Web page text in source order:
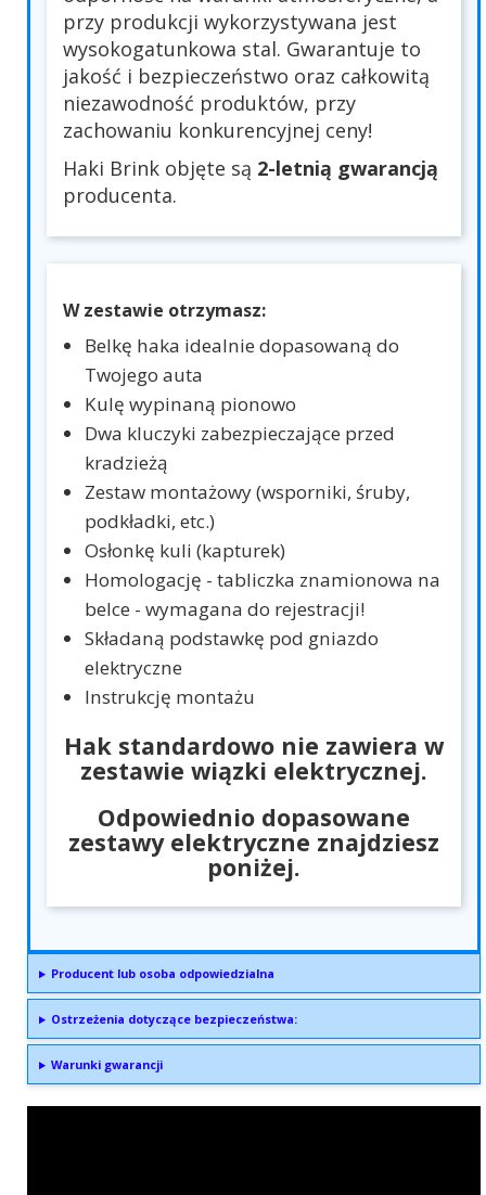
przy produkcji wykorzystywana jest
wysokogatunkowa stal. Gwarantuje to
jakość i bezpieczeństwo oraz całkowitą
niezawodność produktów, przy
zachowaniu konkurencyjnej ceny!
Haki Brink objęte są 2-letnią gwarancją
producenta.
W zestawie otrzymasz:
Belkę haka idealnie dopasowaną do
Twojego auta
Kulę wypinaną pionowo
Dwa kluczyki zabezpieczające przed
kradzieżą
Zestaw montażowy (wsporniki, śruby,
podkładki, etc.)
Osłonkę kuli (kapturek)
Homologację - tabliczka znamionowa na
belce - wymagana do rejestracji!
Składaną podstawkę pod gniazdo
elektryczne
Instrukcję montażu
Hak standardowo nie zawiera w
zestawie wiązki elektrycznej.
Odpowiednio dopasowane
zestawy elektryczne znajdziesz
poniżej.
Producent lub osoba odpowiedzialna
Ostrzeżenia dotyczące bezpieczeństwa:
Warunki gwarancji